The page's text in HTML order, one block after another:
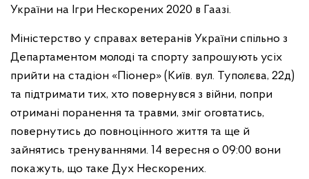
України на Ігри Нескорених 2020 в Гаазі.
Міністерство у справах ветеранів України спільно з
Департаментом молоді та спорту запрошують усіх
прийти на стадіон «Піонер» (Київ. вул. Туполєва, 22д)
та підтримати тих, хто повернувся з війни, попри
отримані поранення та травми, зміг оговтатись,
повернутись до повноцінного життя та ще й
зайнятись тренуваннями. 14 вересня о 09:00 вони
покажуть, що таке Дух Нескорених.